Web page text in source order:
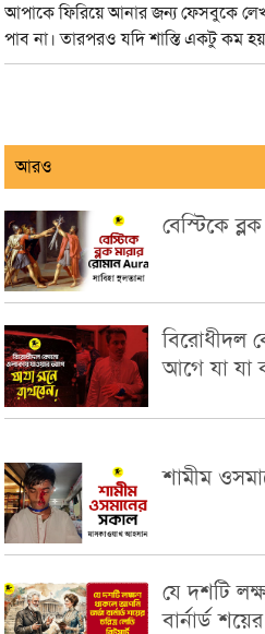
আপাকে ফিরিয়ে আনার জন্য ফেসবুকে
পাব না। তারপরও যদি শাস্তি একটু কম
আরও
বেস্টিকে
বিরোধীদল
আগে যা যা
শামীম
যে দশটি
বার্নার্ড